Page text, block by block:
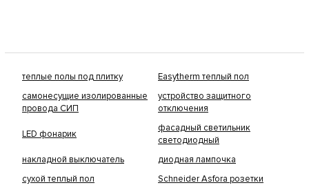
теплые полы под плитку
Easytherm теплый пол
самонесущие изолированные
провода СИП
устройство защитного
отключения
LED фонарик
фасадный светильник
светодиодный
накладной выключатель
диодная лампочка
сухой теплый пол
Schneider Asfora розетки